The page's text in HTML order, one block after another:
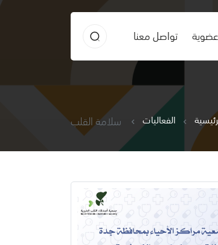
تواصل معنا
الفعاليات سلامة القلب